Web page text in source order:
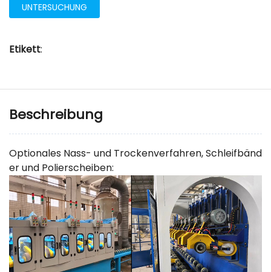
UNTERSUCHUNG
Etikett:
Beschreibung
Optionales Nass- und Trockenverfahren, Schleifbänd
er und Polierscheiben: